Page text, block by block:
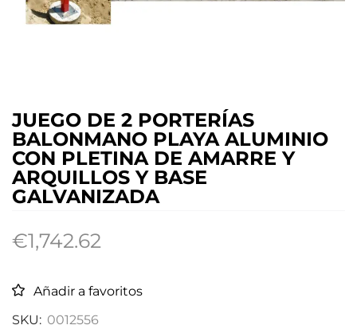
JUEGO DE 2 PORTERÍAS
BALONMANO PLAYA ALUMINIO
CON PLETINA DE AMARRE Y
ARQUILLOS Y BASE
GALVANIZADA
€1,742.62
Añadir a favoritos
SKU: 0012556